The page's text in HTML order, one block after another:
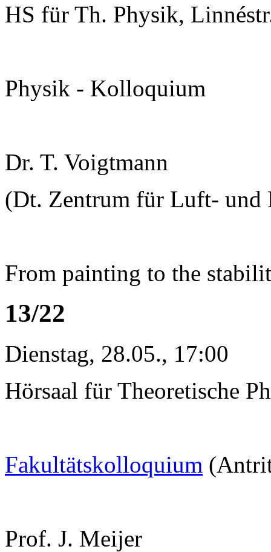
HS für Th. Physik,
Physik - Kolloquium
Dr. T. Voigtmann
(Dt. Zentrum für Luft- und
From painting to the
13/22
Dienstag, 28.05., 17:00
Hörsaal für Theoretische
Fakultätskolloquium
Prof. J. Meijer